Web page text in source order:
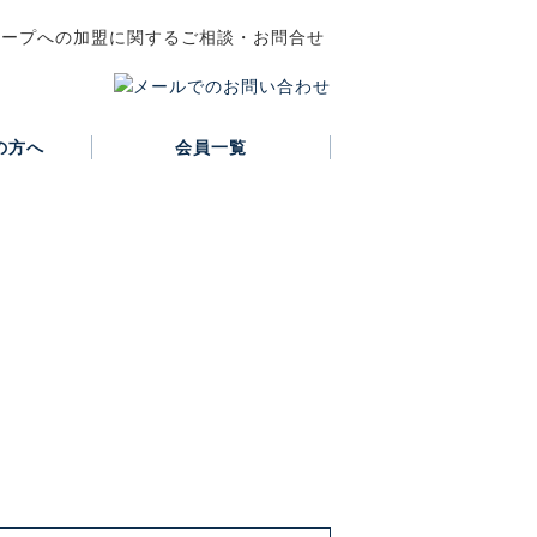
方へ 会員一覧